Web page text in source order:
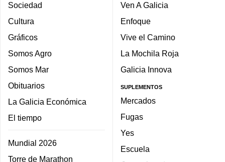
Sociedad
Cultura
Gráficos
Somos Agro
Somos Mar
Obituarios
La Galicia Económica
El tiempo
Mundial 2026
Torre de Marathon
Ven A Galicia
Enfoque
Vive el Camino
La Mochila Roja
Galicia Innova
SUPLEMENTOS
Mercados
Fugas
Yes
Escuela